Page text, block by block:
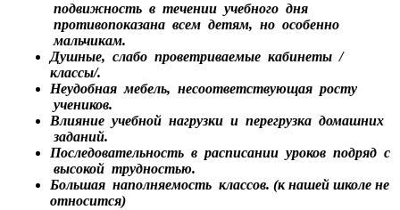
подвижность в течении учебного дня
противопоказана всем детям, но особенно
мальчикам.
Душные, слабо проветриваемые кабинеты /
классы/.
Неудобная мебель, несоответствующая росту
учеников.
Влияние учебной нагрузки и перегрузка домашних
заданий.
Последовательность в расписании уроков подряд с
высокой трудностью.
Большая наполняемость классов. (к нашей школе не
относится)